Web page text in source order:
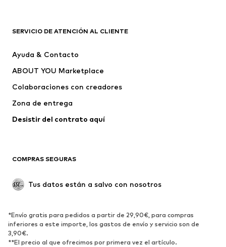
Camisetas
Jeans
Pantalones
Ropa interior
Jerséis y cárdigans
Trajes y chaquetas
Ropa de baño
Nuevo
Tendencia
Zapatos bajos
Zapatos deportivos
Zapatos abiertos
SERVICIO DE ATENCIÓN AL CLIENTE
Ayuda & Contacto
ABOUT YOU Marketplace
Colaboraciones con creadores
Zona de entrega
Desistir del contrato aquí
COMPRAS SEGURAS
Tus datos están a salvo con nosotros
*Envío gratis para pedidos a partir de 29,90€, para compras
inferiores a este importe, los gastos de envío y servicio son de
3,90€.
**El precio al que ofrecimos por primera vez el artículo.